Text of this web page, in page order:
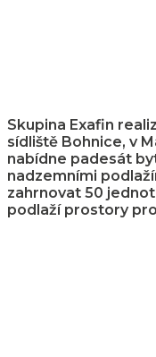
Skupina Exafin
sídliště Bohnice, v
nabídne padesát
nadzemními
zahrnovat 50
podlaží prostory